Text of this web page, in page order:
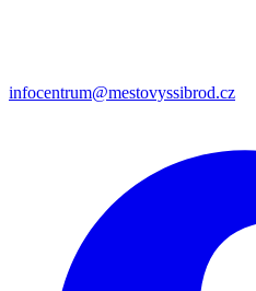
infocentrum@mestovyssibrod.cz